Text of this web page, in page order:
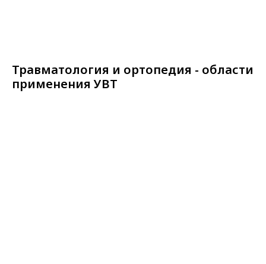
Травматология и ортопедия - области
применения УВТ